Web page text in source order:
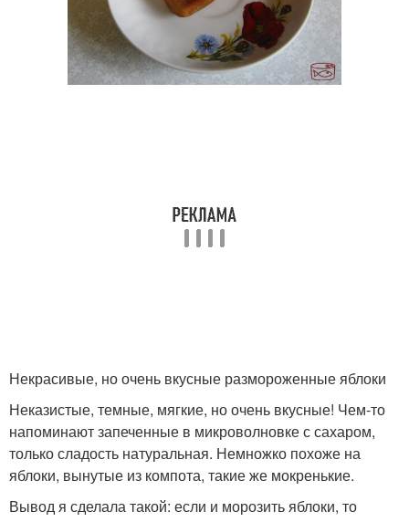
Некрасивые, но очень вкусные размороженные яблоки
Неказистые, темные, мягкие, но очень вкусные! Чем-то
напоминают запеченные в микроволновке с сахаром,
только сладость натуральная. Немножко похоже на
яблоки, вынутые из компота, такие же мокренькие.
Вывод я сделала такой: если и морозить яблоки, то